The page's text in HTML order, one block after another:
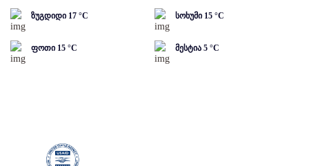
ზუგდიდი 17 °C სოხუმი 15 °C
ფოთი 15 °C მესტია 5 °C